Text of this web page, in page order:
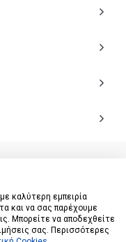
Reserved.
καλύτερη εμπειρία
και να σας παρέχουμε
Μπορείτε να αποδεχθείτε
σας. Περισσότερες